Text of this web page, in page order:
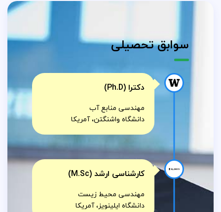
سوابق تحصیلی
دکترا (Ph.D)
مهندسی منابع آب
دانشگاه واشنگتن، آمریکا
کارشناسی ارشد (M.Sc)
مهندسی محیط زیست
دانشگاه ایلینویز، آمریکا